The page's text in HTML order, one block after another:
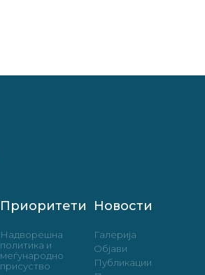
Приоритети
Надворешна
политика и
меѓународно
присуство
Новости
Галерија
Објави
Публикации